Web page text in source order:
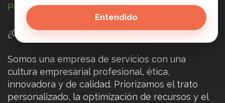
Entendido
Política de calidad
¿QUIÉNES SOMOS?
Somos una empresa de servicios con una
cultura empresarial profesional, ética,
innovadora y de calidad. Priorizamos el trato
personalizado, la optimización de recursos y el